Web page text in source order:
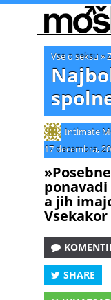
Vse o seksu »
Intimate
17 decembra,
a jih
SHARE